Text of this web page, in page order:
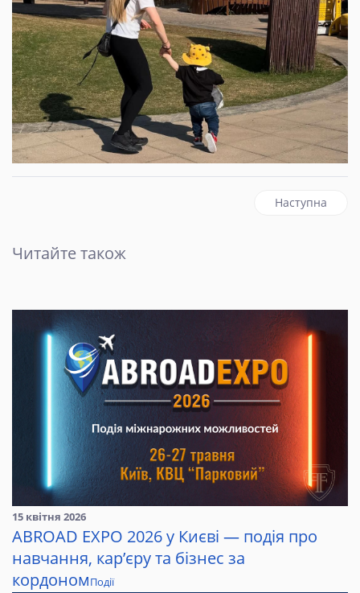
наступна
Наступна
Читайте також
15 квітня 2026
ABROAD EXPO 2026 у Києві — подія про
навчання, кар’єру та бізнес за
кордономПодії